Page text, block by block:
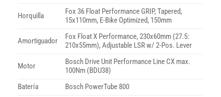
Horquilla
Fox 36 Float Performance GRIP, Tapered,
15x110mm, E-Bike Optimized, 150mm
Amortiguador
Fox Float X Performance, 230x60mm (27.5:
210x55mm), Adjustable LSR w/ 2-Pos. Lever
Motor
Bosch Drive Unit Performance Line CX max.
100Nm (BDU38)
Batería
Bosch PowerTube 800